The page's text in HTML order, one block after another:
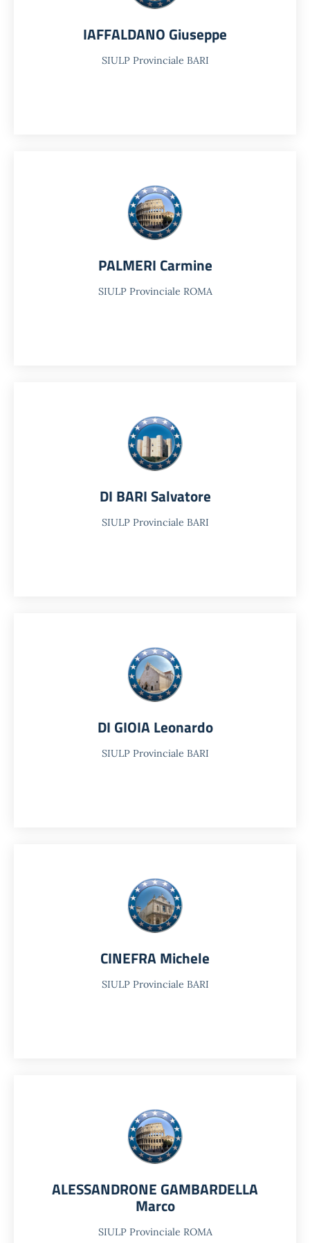
IAFFALDANO Giuseppe
SIULP Provinciale BARI
PALMERI Carmine
SIULP Provinciale ROMA
DI BARI Salvatore
SIULP Provinciale BARI
DI GIOIA Leonardo
SIULP Provinciale BARI
CINEFRA Michele
SIULP Provinciale BARI
ALESSANDRONE GAMBARDELLA
Marco
SIULP Provinciale ROMA